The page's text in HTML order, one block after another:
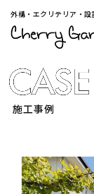
外構・エクリテリア・設
施工事例